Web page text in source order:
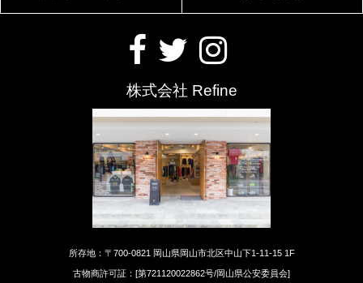
株式会社 Refine
所存地：〒700-0821 岡山県岡山市北区中山下1-11-15 1F
古物商許可証：[第721120022862号/岡山県公安委員会]